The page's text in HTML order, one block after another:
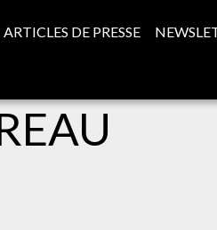
ARTICLES DE PRESSE